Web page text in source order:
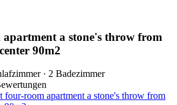
a stone's throw from
90m2
· 2 Badezimmer
four-room apartment a stone's throw from